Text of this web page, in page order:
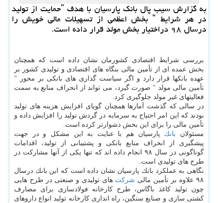
به گزارش سیب پال بانك پارسیان با هدف ˮحمایت از تولید
در هر شرایط ˮ بخش اعظمی از تسهیلات مالی خویش را
درسال ۹۸ دراختیار بخش مولد قرار داده است.
بررسی شرایط اقتصادی كشورمان نشان داده است كه همچنان
بخش عمده ای از تأمین مالی بنگاه های اقتصادی و تولیدی كشور بر
عهده بانكها قرار دارد و اگر سیاست گذاری های بانكی بر محور "
تأمین مالی مولد " صورت گیرد، می تواند از انحراف منابع به سمت
فعالیتهای غیر مولد جلوگیری كرد.
در سالی كه گذشت آمارها همچنان گویای افزایش هزینه های تولید
بودند كه این امر احتیاج به سرمایه در گردش تولید را افزایش داده و
تأمین مالی را برای این بخش دشوارتر كرده است.
مسئولان بانك پارسیان هم با عنایت به این مشكل و در جهت
پیشگیری از انحراف منابع بانكی و پشتیبانی از تولید، اقدامات
گوناگونی در سال ۹۸ انجام داده اند كه تنها یكی از آنها مشاركت در
طرح های تولیدی است.
نگاهی به عملكرد بانك پارسیان نشان داده است كه این بانك درسال
۹۸ علاوه بر تأمین مالی
شركت های تولیدی و صنعتی در طرح هایی
چون تولید كاغذ باگاس، طرح كارخانه فولادسازی برای مصارف
كشتی سازی و صنایع سنگین، راه اندازی كارخانه تولید انواع داروهای